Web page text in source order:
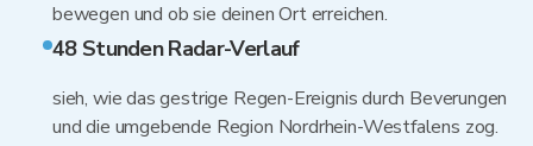
bewegen und ob sie deinen Ort erreichen.
48 Stunden Radar-Verlauf
sieh, wie das gestrige Regen-Ereignis durch Beverungen
und die umgebende Region Nordrhein-Westfalens zog.